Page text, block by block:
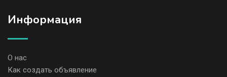
Информация
О нас
Как создать объявление